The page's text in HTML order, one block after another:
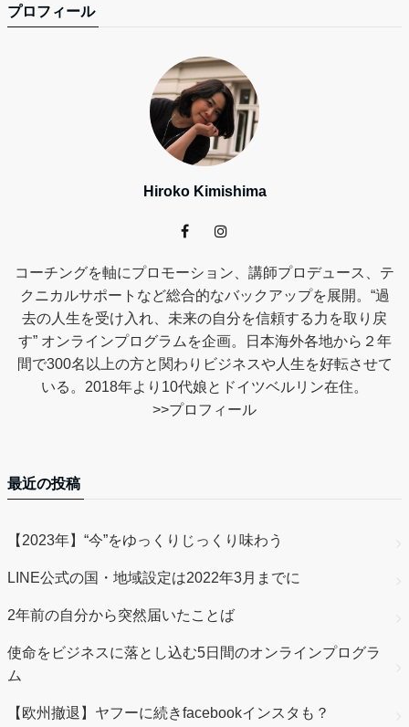
プロフィール
Hiroko Kimishima
コーチングを軸にプロモーション、講師プロデュース、テ
クニカルサポートなど総合的なバックアップを展開。“過
去の人生を受け入れ、未来の自分を信頼する力を取り戻
す” オンラインプログラムを企画。日本海外各地から２年
間で300名以上の方と関わりビジネスや人生を好転させて
いる。2018年より10代娘とドイツベルリン在住。
>>プロフィール
最近の投稿
【2023年】“今”をゆっくりじっくり味わう
LINE公式の国・地域設定は2022年3月までに
2年前の自分から突然届いたことば
使命をビジネスに落とし込む5日間のオンラインプログラ
ム
【欧州撤退】ヤフーに続きfacebookインスタも？